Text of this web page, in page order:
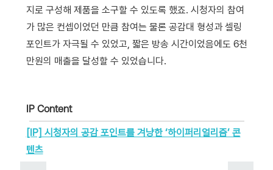
지로 구성해 제품을 소구할 수 있도록 했죠. 시청자의 참여
가 많은 컨셉이었던 만큼 참여는 물론 공감대 형성과 셀링
포인트가 자극될 수 있었고, 짧은 방송 시간이었음에도 6천
만원의 매출을 달성할 수 있었습니다.
IP Content
[IP] 시청자의 공감 포인트를 겨냥한 ‘하이퍼리얼리즘’ 콘
텐츠